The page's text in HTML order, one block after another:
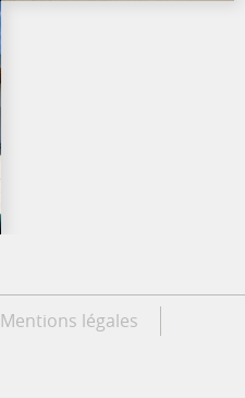
Mentions légales